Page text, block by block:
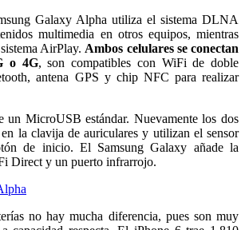
Galaxy Alpha utiliza el sistema DLNA
multimedia en otros equipos, mientras
AirPlay. Ambos celulares se conectan
o 4G, son compatibles con WiFi de doble
antena GPS y chip NFC para realizar
un MicroUSB estándar. Nuevamente los dos
la clavija de auriculares y utilizan el sensor
de inicio. El Samsung Galaxy añade la
Direct y un puerto infrarrojo.
no hay mucha diferencia, pues son muy